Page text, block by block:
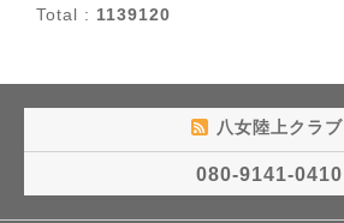
Total : 1139120
八女陸上クラブ
080-9141-0410